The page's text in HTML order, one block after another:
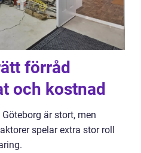
förråd
och kostnad
är stort, men
spelar extra stor roll